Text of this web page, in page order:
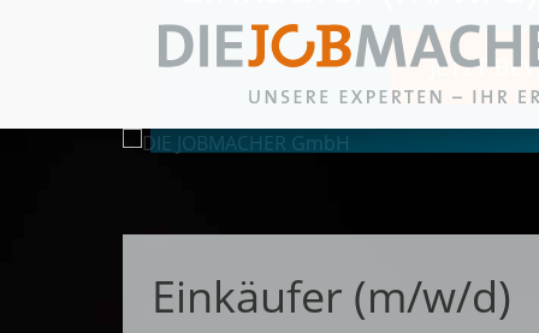
Zum Inhalt springen
JETZT
Einkäufer (m/w/d)